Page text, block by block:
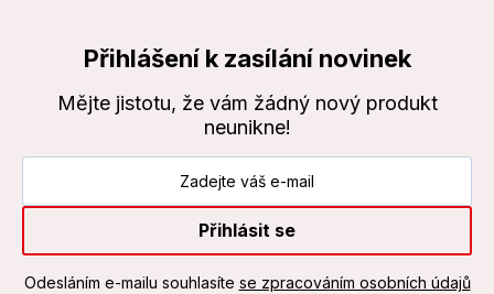
Přihlášení k zasílání novinek
Mějte jistotu, že vám žádný nový produkt
neunikne!
Přihlásit se
Odesláním e-mailu souhlasíte se zpracováním osobních údajů